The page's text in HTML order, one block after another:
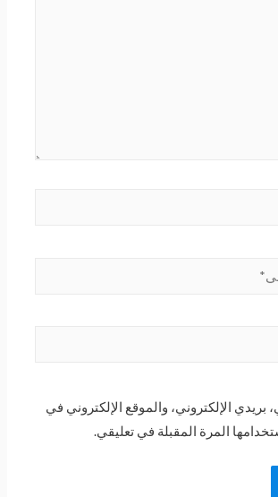
الإلكتروني، والموقع الإلكتروني في
المرة المقبلة في تعليقي.